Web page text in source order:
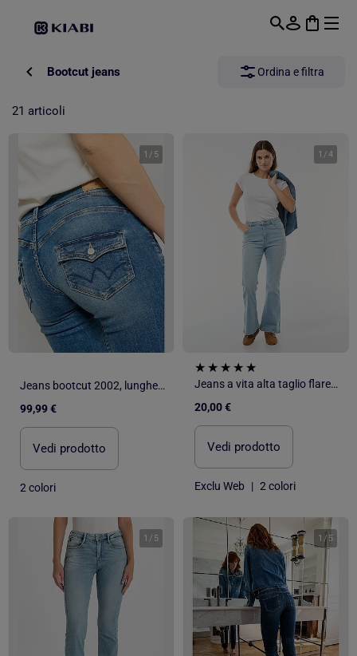
Bootcut jeans Ordina e filtra
21 articoli
1 / 5
Jeans bootcut 2002, lunghezza 34
99,99 €
Vedi prodotto
2 colori
1 /4
Jeans a vita alta taglio flare/bootcut - L32
20,00 €
Vedi prodotto
Exclu Web | 2 colori
1 / 5 1 / 5